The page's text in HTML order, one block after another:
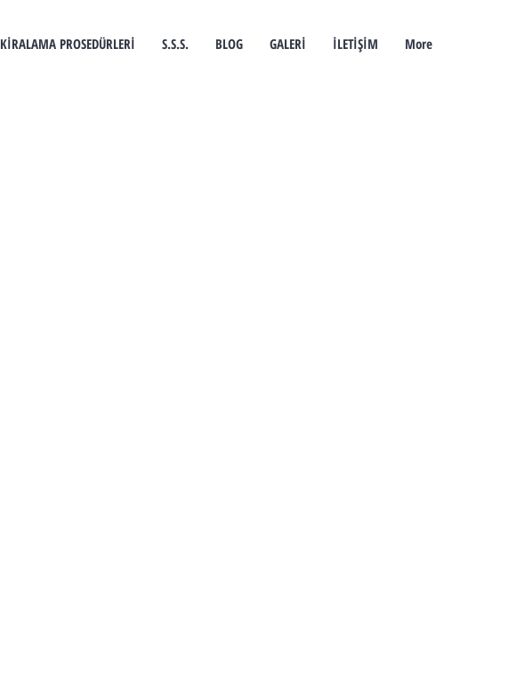
KİRALAMA PROSEDÜRLERİ S.S.S. BLOG GALERİ İLETİŞİM More